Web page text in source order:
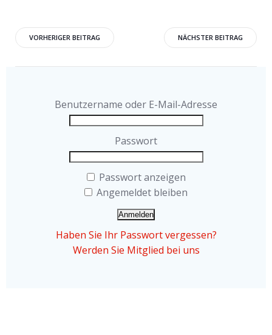
Beitragsnavigation
VORHERIGER BEITRAG NÄCHSTER BEITRAG
Benutzername oder E-Mail-Adresse
Passwort
Passwort anzeigen
Angemeldet bleiben
Haben Sie Ihr Passwort vergessen?
Werden Sie Mitglied bei uns